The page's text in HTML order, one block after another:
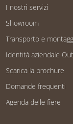
I nostri servizi
Showroom
Transporto e
Identità aziendale
Scarica la brochure
Domande frequenti
Agenda delle fiere